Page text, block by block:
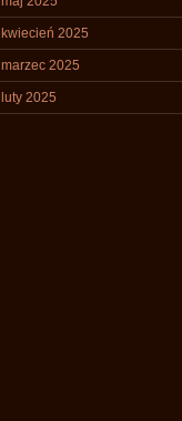
kwiecień 2025
marzec 2025
luty 2025